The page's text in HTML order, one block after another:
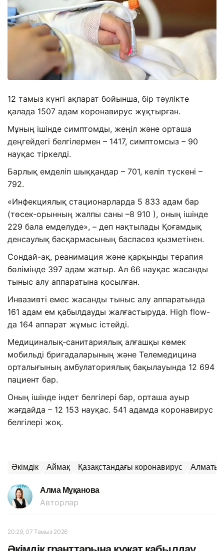
12 тамыз күнгі ақпарат бойынша, бір тәулікте
қалада 1507 адам коронавирус жұқтырған.
Мұның ішінде симптомды, жеңіл және орташа
деңгейдегі белгілермен – 1417, симптомсыз – 90
науқас тіркелді.
Барлық емделіп шыққандар – 701, келіп түскені –
792.
«Инфекциялық стационарларда 5 833 адам бар
(төсек-орынның жалпы саны –8 910 ), оның ішінде
229 бала емделуде», – деп нақтылады Қоғамдық
денсаулық басқармасының баспасөз қызметінен.
Сондай-ақ, реанимация және қарқынды терапия
бөлімінде 397 адам жатыр. Ал 66 науқас жасанды
тыныс алу аппаратына қосылған.
Инвазивті емес жасанды тыныс алу аппаратында
161 адам ем қабылдауды жалғастыруда. High flow-
да 164 аппарат жұмыс істейді.
Медициналық-санитариялық алғашқы көмек
мобильді бригадаларының және Телемедицина
орталығының амбулаториялық бақылауында 12 694
пациент бар.
Оның ішінде індет белгілері бар, орташа ауыр
жағдайда – 12 153 науқас. 541 адамда коронавирус
белгілері жоқ.
Әкімдік Аймақ Қазақстандағы коронавирус Алматы
Алма Мұқанова
Авторлар
20:29, 07 Тамыз 2026